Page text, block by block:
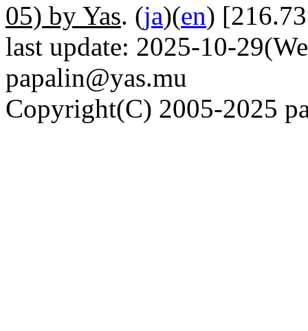
05) by Yas. (ja)(en)
last update: 2025-10-
papalin@yas.mu
Copyright(C) 2005-2025